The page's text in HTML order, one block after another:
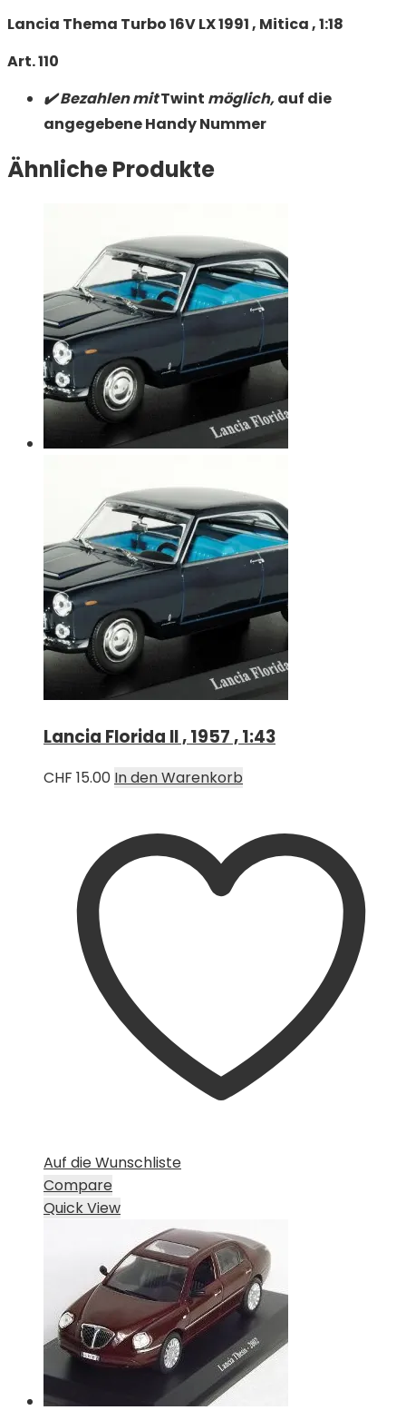
Lancia Thema Turbo 16V LX 1991 , Mitica , 1:18
Art. 110
✔️ Bezahlen mitTwint möglich,auf die
angegebene Handy Nummer
Ähnliche Produkte
Lancia Florida II , 1957 , 1:43
CHF 15.00 In den Warenkorb
Auf die Wunschliste
Compare
Quick View